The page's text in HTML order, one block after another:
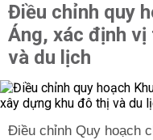
Điều chỉnh quy
Áng, xác định
và du lịch
Điều chỉnh Quy hoạch